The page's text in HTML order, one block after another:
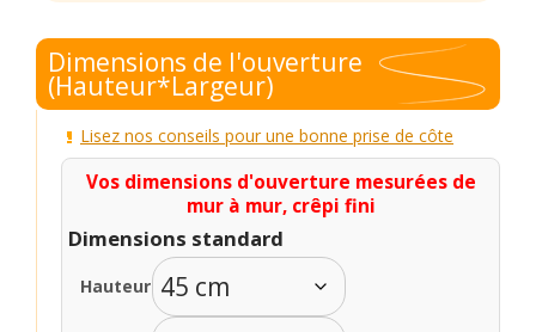
Dimensions de l'ouverture
(Hauteur*Largeur)
Lisez nos conseils pour une bonne prise de côte
Vos dimensions d'ouverture mesurées de
mur à mur, crêpi fini
Dimensions standard
Hauteur